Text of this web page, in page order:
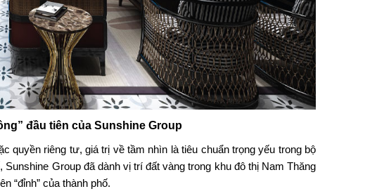
đầu tiên của Sunshine Group
quyền riêng tư, giá trị về tầm nhìn là tiêu chuẩn trọng yếu trong bộ
Group đã dành vị trí đất vàng trong khu đô thị Nam Thăng
“đỉnh” của thành phố.